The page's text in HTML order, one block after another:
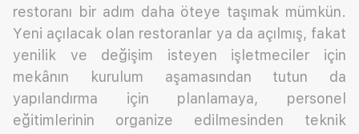
restoranı bir adım daha öteye taşımak mümkün.
Yeni açılacak olan restoranlar ya da açılmış, fakat
yenilik ve değişim isteyen işletmeciler için
mekânın kurulum aşamasından tutun da
yapılandırma için planlamaya, personel
eğitimlerinin organize edilmesinden teknik